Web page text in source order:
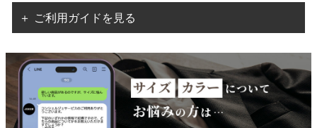
＋ ご利用ガイドを見る